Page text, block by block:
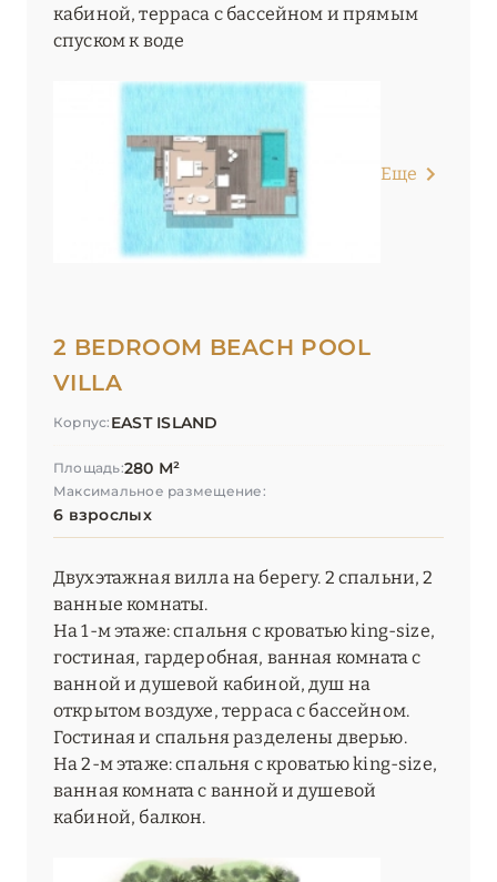
кабиной, терраса с бассейном и прямым
спуском к воде
Еще
2 BEDROOM BEACH POOL
VILLA
Корпус: EAST ISLAND
Площадь:280 М²
Максимальное размещение:
6 взрослых
Двухэтажная вилла на берегу. 2 спальни, 2
ванные комнаты.
На 1-м этаже: спальня с кроватью king-size,
гостиная, гардеробная, ванная комната с
ванной и душевой кабиной, душ на
открытом воздухе, терраса с бассейном.
Гостиная и спальня разделены дверью.
На 2-м этаже: спальня с кроватью king-size,
ванная комната с ванной и душевой
кабиной, балкон.